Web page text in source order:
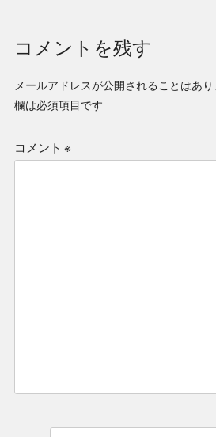
コメントを残す
メールアドレスが公開されることはあり
欄は必須項目です
コメント ※